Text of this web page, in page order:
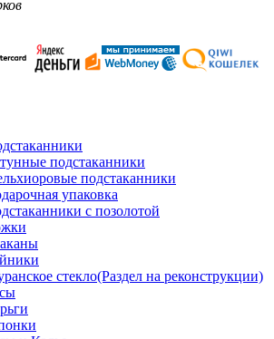
подстаканники
подстаканники
упаковка
с позолотой
стекло(Раздел на реконструкции)